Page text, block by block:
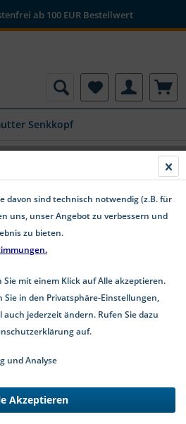
ab 100 EUR Bestellwert
Senkkopf
Senkkopf
davon sind technisch notwendig (z.B. für
uns, unser Angebot zu verbessern und
zu bieten.
Sie mit einem Klick auf Alle akzeptieren.
in den Privatsphäre-Einstellungen,
jederzeit ändern. Rufen Sie dazu
auf.
und Analyse
Akzeptieren